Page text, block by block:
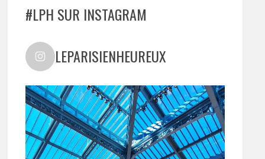
#LPH SUR INSTAGRAM
LEPARISIENHEUREUX